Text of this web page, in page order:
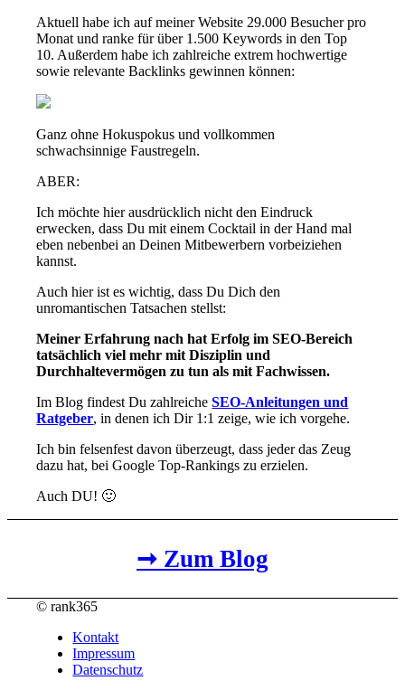
Aktuell habe ich auf meiner Website 29.000 Besucher pro
Monat und ranke für über 1.500 Keywords in den Top
10. Außerdem habe ich zahlreiche extrem hochwertige
sowie relevante Backlinks gewinnen können:
Ganz ohne Hokuspokus und vollkommen
schwachsinnige Faustregeln.
ABER:
Ich möchte hier ausdrücklich nicht den Eindruck
erwecken, dass Du mit einem Cocktail in der Hand mal
eben nebenbei an Deinen Mitbewerbern vorbeiziehen
kannst.
Auch hier ist es wichtig, dass Du Dich den
unromantischen Tatsachen stellst:
Meiner Erfahrung nach hat Erfolg im SEO-Bereich
tatsächlich viel mehr mit Disziplin und
Durchhaltevermögen zu tun als mit Fachwissen.
Im Blog findest Du zahlreicheSEO-Anleitungen und
Ratgeber, in denen ich Dir 1:1 zeige, wie ich vorgehe.
Ich bin felsenfest davon überzeugt, dass jeder das Zeug
dazu hat, bei Google Top-Rankings zu erzielen.
Auch DU! 🙂
➞ Zum Blog
© rank365
Kontakt
Impressum
Datenschutz